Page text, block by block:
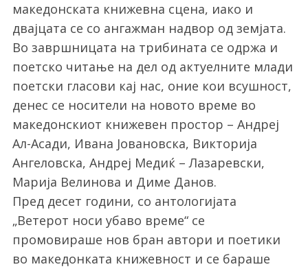
македонската книжевна сцена, иако и
двајцата се со ангажман надвор од земјата.
Во завршницата на трибината се одржа и
поетско читање на дел од актуелните млади
поетски гласови кај нас, оние кои всушност,
денес се носители на новото време во
македонскиот книжевен простор – Андреј
Ал-Асади, Ивана Јовановска, Викторија
Ангеловска, Андреј Медиќ – Лазаревски,
Марија Велинова и Диме Данов.
Пред десет години, со антологијата
„Ветерот носи убаво време“ се
промовираше нов бран автори и поетики
во македонката книжевност и се бараше